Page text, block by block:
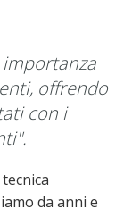
offrendo
con i
da anni e